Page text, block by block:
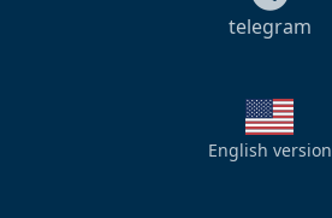
telegram
English version